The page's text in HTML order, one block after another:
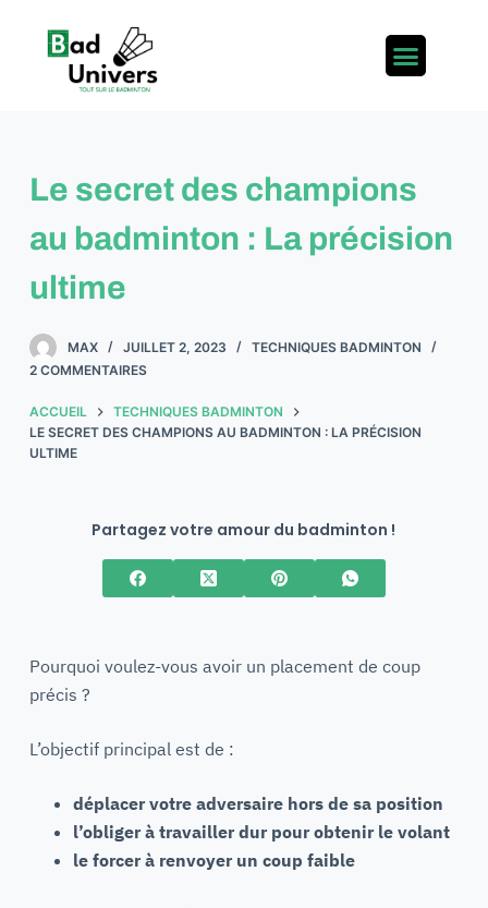
a
c
o
e
u
Le secret des champions
au badminton : La précision
ultime
MAX JUILLET 2, 2023
TECHNIQUES BADMINTON
2 COMMENTAIRES
ACCUEIL
TECHNIQUES BADMINTON
LE SECRET DES CHAMPIONS AU BADMINTON : LA PRÉCISION
ULTIME
Partagez votre amour du badminton !
Pourquoi voulez-vous avoir un placement de coup
précis ?
L’objectif principal est de :
déplacer votre adversaire hors de sa position
l’obliger à travailler dur pour obtenir le volant
le forcer à renvoyer un coup faible